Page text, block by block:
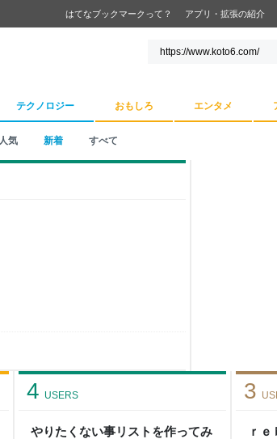
はてなブックマークって？ アプリ・拡張の紹介
テクノロジー おもしろ エンタメ
人気 新着 すべて
やりたくない事リストを作ってみ
4 USERS
ｒ
3